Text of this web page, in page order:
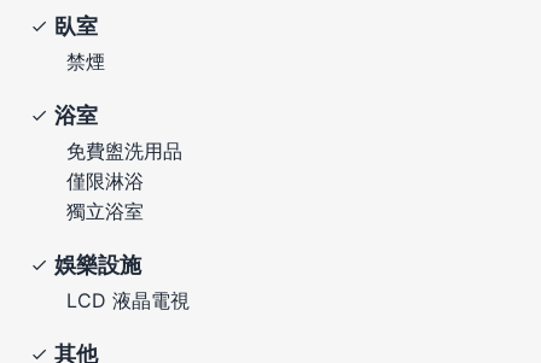
臥室
禁煙
浴室
免費盥洗用品
僅限淋浴
獨立浴室
娛樂設施
LCD 液晶電視
其他